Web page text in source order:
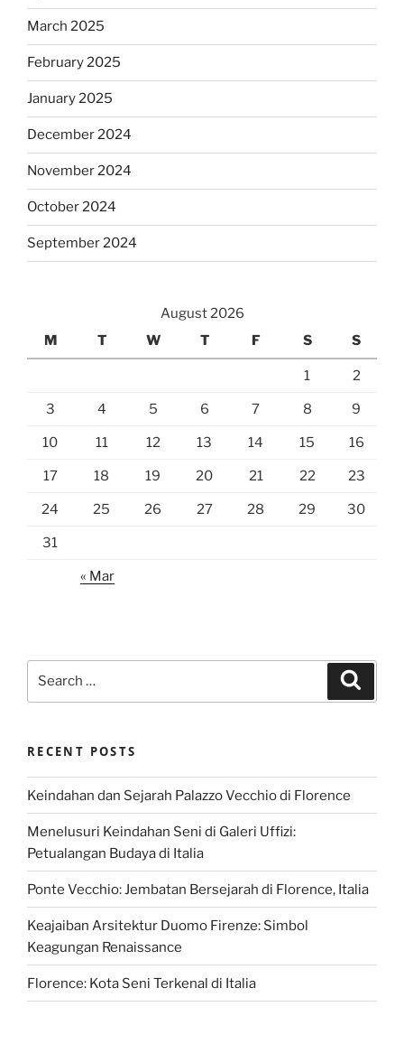
March 2025
February 2025
January 2025
December 2024
November 2024
October 2024
September 2024
August 2026
M
T W T F S S
1 2
3 4 5 6 7 8 9
10 11 12 13 14 15 16
17 18 19 20 21 22 23
24 25 26 27 28 29 30
31
« Mar
RECENT POSTS
Keindahan dan Sejarah Palazzo Vecchio di Florence
Menelusuri Keindahan Seni di Galeri Uffizi:
Petualangan Budaya di Italia
Ponte Vecchio: Jembatan Bersejarah di Florence, Italia
Keajaiban Arsitektur Duomo Firenze: Simbol
Keagungan Renaissance
Florence: Kota Seni Terkenal di Italia